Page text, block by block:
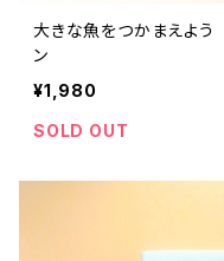
大きな魚をつかまえよう
ン
¥1,980
SOLD OUT